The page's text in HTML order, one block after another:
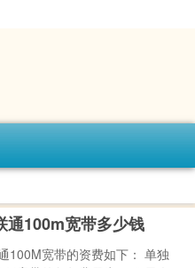
通100m宽带多少钱
100M宽带的资费如下： 单独